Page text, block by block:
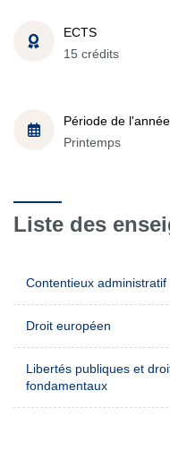
ECTS
15 crédits
Période de l'année
Printemps
Liste des
Contentieux administratif
Droit européen
Libertés publiques et
fondamentaux